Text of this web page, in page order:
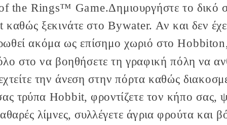
the Rings™ Game.Δημιουργήστε το δικό
καθώς ξεκινάτε στο Bywater. Αν και δεν
ακόμα ως επίσημο χωριό στο Hobbiton
στο να βοηθήσετε τη γραφική πόλη να
την άνεση στην πόρτα καθώς
τρύπα Hobbit, φροντίζετε τον κήπο σας,
λίμνες, συλλέγετε άγρια φρούτα και